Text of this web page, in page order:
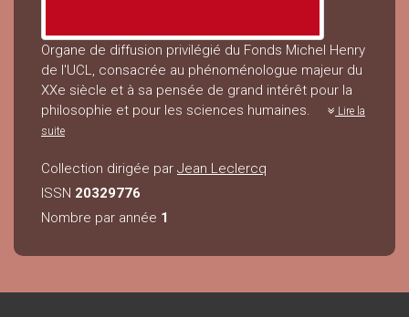
Organe de diffusion privilégié du Fonds Michel Henry
de l'UCL, consacrée au phénoménologue majeur du
XXe siècle et à sa pensée de grand intérêt pour la
philosophie et pour les sciences humaines.
Lire la
suite
Collection dirigée par Jean Leclercq
ISSN 20329776
Nombre par année 1